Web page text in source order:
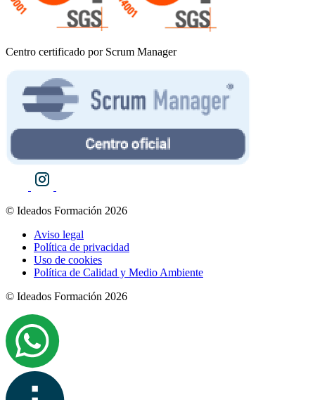
Centro certificado por Scrum Manager
© Ideados Formación 2026
Aviso legal
Política de privacidad
Uso de cookies
Política de Calidad y Medio Ambiente
© Ideados Formación 2026